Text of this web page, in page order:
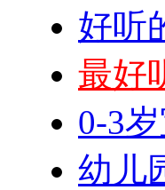
好听
最好
0-3
幼儿